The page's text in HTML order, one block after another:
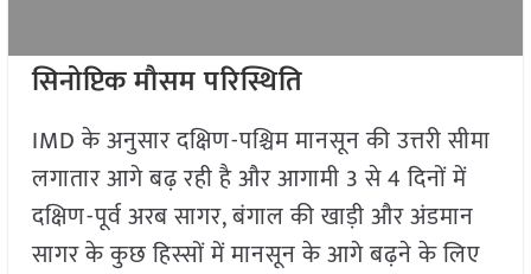
सिनोप्टिक मौसम परिस्थिति
IMD के अनुसार दक्षिण-पश्चिम मानसून की उत्तरी सीमा
लगातार आगे बढ़ रही है और आगामी 3 से 4 दिनों में
दक्षिण-पूर्व अरब सागर, बंगाल की खाड़ी और अंडमान
सागर के कुछ हिस्सों में मानसून के आगे बढ़ने के लिए